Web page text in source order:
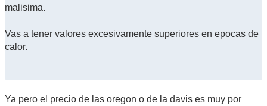
malisima.
Vas a tener valores excesivamente superiores en epocas de
calor.
Ya pero el precio de las oregon o de la davis es muy por